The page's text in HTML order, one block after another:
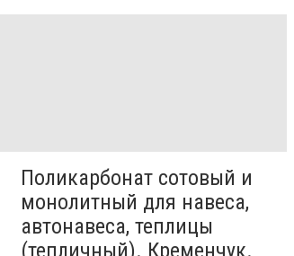
Поликарбонат сотовый и
монолитный для навеса,
автонавеса, теплицы
(тепличный). Кременчук.